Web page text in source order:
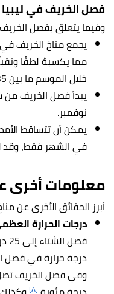
فصل الخريففي ليبيا
وفيما يتعلق بفصل
يجمع مناخ الخريف في
مما يكسبهُ لطفًا
خلال الموسم ما بين 35-24 درجة مئوية.
يبدأ فصل الخريف
نوفمبر.
يمكن أن تتساقط
في الشهر فقط، وقد
معلومات أخرى
أبرز الحقائق الأخرى عن
درجات الحرارة
فصل الشتاء إلى 25 درجة مئوية،
درجة حرارة في فصل الصيف إلى
[٨]